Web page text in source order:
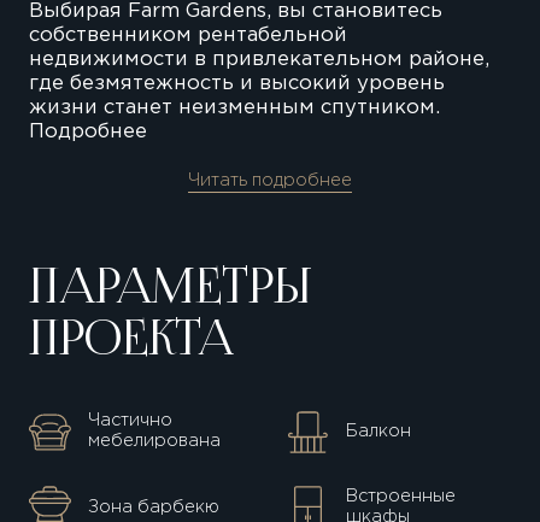
Выбирая Farm Gardens, вы становитесь
собственником рентабельной
недвижимости в привлекательном районе,
где безмятежность и высокий уровень
жизни станет неизменным спутником.
Подробнее
Читать подробнее
ПАРАМЕТРЫ
ПРОЕКТА
Частично
мебелирована
Балкон
Зона барбекю
Встроенные
шкафы